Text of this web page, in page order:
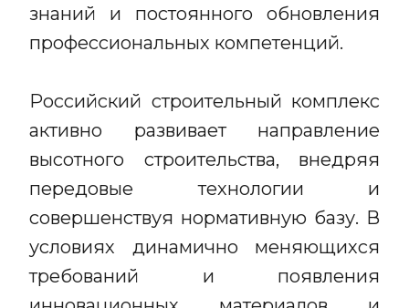
знаний и постоянного обновления
профессиональных компетенций.
Российский строительный комплекс
активно развивает направление
высотного строительства, внедряя
передовые технологии и
совершенствуя нормативную базу. В
условиях динамично меняющихся
требований и появления